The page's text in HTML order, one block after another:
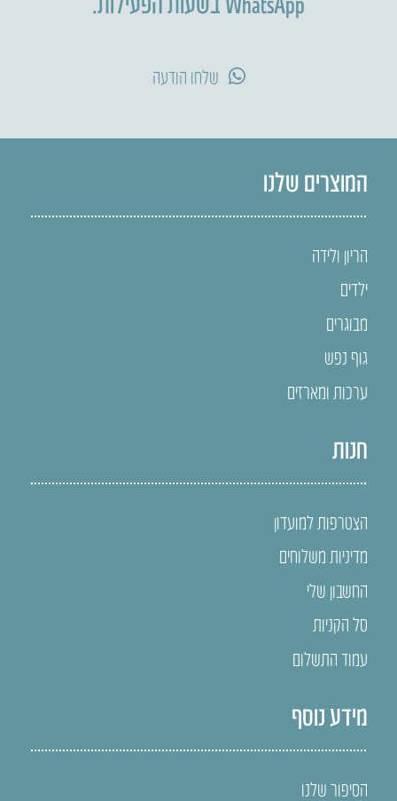
שלחו הודעה
המוצרים שלנו
הריון ולידה
ילדים
מבוגרים
גוף נפש
ערכות ומארזים
חנות
הצטרפות למועדון
מדיניות משלוחים
החשבון שלי
סל הקניות
עמוד התשלום
מידע נוסף
הסיפור שלנו